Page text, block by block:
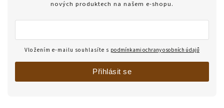
nových produktech na našem e-shopu.
Vložením e-mailu souhlasíte s podmínkami ochrany osobních údajů
Přihlásit se